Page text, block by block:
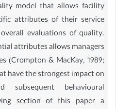
model that allows facility
attributes of their service
evaluations of quality.
attributes allows managers
(Crompton & MacKay, 1989;
have the strongest impact on
subsequent behavioural
section of this paper a